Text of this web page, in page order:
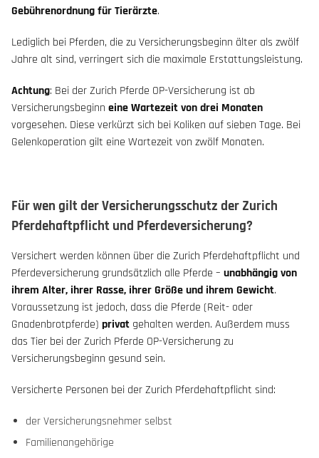
Gebührenordnung für Tierärzte.
Lediglich bei Pferden, die zu Versicherungsbeginn älter als zwölf
Jahre alt sind, verringert sich die maximale Erstattungsleistung.
Achtung: Bei der Zurich Pferde OP-Versicherung ist ab
Versicherungsbeginn eine Wartezeit von drei Monaten
vorgesehen. Diese verkürzt sich bei Koliken auf sieben Tage. Bei
Gelenkoperation gilt eine Wartezeit von zwölf Monaten.
Für wen gilt der Versicherungsschutz der Zurich
Pferdehaftpflicht und Pferdeversicherung?
Versichert werden können über die Zurich Pferdehaftpflicht und
Pferdeversicherung grundsätzlich alle Pferde – unabhängig von
ihrem Alter, ihrer Rasse, ihrer Größe und ihrem Gewicht.
Voraussetzung ist jedoch, dass die Pferde (Reit- oder
Gnadenbrotpferde) privat gehalten werden. Außerdem muss
das Tier bei der Zurich Pferde OP-Versicherung zu
Versicherungsbeginn gesund sein.
Versicherte Personen bei der Zurich Pferdehaftpflicht sind:
der Versicherungsnehmer selbst
Familienangehörige